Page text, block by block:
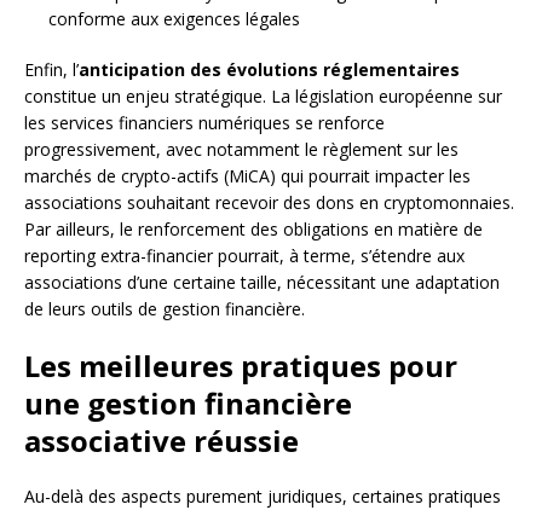
conforme aux exigences légales
Enfin, l’anticipation des évolutions réglementaires
constitue un enjeu stratégique. La législation européenne sur
les services financiers numériques se renforce
progressivement, avec notamment le règlement sur les
marchés de crypto-actifs (MiCA) qui pourrait impacter les
associations souhaitant recevoir des dons en cryptomonnaies.
Par ailleurs, le renforcement des obligations en matière de
reporting extra-financier pourrait, à terme, s’étendre aux
associations d’une certaine taille, nécessitant une adaptation
de leurs outils de gestion financière.
Les meilleures pratiques pour
une gestion financière
associative réussie
Au-delà des aspects purement juridiques, certaines pratiques